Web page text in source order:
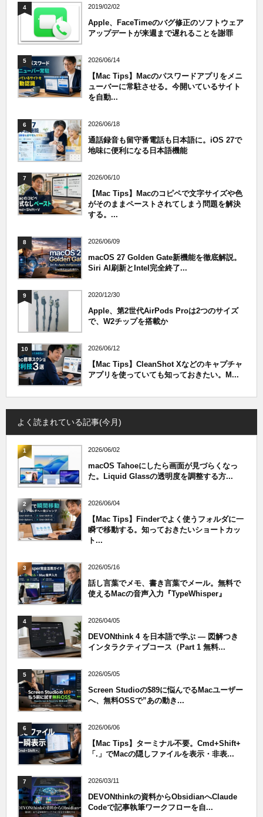
4 2019/02/02
Apple、FaceTimeのバグ修正のソフトウェア
アップデートが来週まで遅れることを謝罪
5 2026/06/14
【Mac Tips】Macのパスワードアプリをメニ
ューバーに常駐させる。今開いているサイト
を自動...
6 2026/06/18
通話録音も留守番電話も日本語に。iOS 27で
地味に便利になる日本語機能
7 2026/06/10
【Mac Tips】Macのコピペで文字サイズや色
がそのままペーストされてしまう問題を解決
する。...
8 2026/06/09
macOS 27 Golden Gate新機能を徹底解説。
Siri AI刷新とIntel完全終了...
9 2020/12/30
Apple、第2世代AirPods Proは2つのサイズ
で、W2チップを搭載か
10 2026/06/12
【Mac Tips】CleanShot Xなどのキャプチャ
アプリを使っていても知っておきたい。M...
よく読まれている記事(今月)
1 2026/06/02
macOS Tahoeにしたら画面が見づらくなっ
た。Liquid Glassの透明度を調整する方...
2 2026/06/04
【Mac Tips】Finderでよく使うフォルダに一
瞬で移動する。知っておきたいショートカッ
ト...
3 2026/05/16
話し言葉でメモ、書き言葉でメール。無料で
使えるMacの音声入力『TypeWhisper』
4 2026/04/05
DEVONthink 4 を日本語で学ぶ — 図解つき
インタラクティブコース（Part 1 無料...
5 2026/05/05
Screen Studioの$89に悩んでるMacユーザー
へ、無料OSSで”あの動き...
6 2026/06/06
【Mac Tips】ターミナル不要。Cmd+Shift+
「.」でMacの隠しファイルを表示・非表...
7 2026/03/11
DEVONthinkの資料からObsidianへClaude
Codeで記事執筆ワークフローを自...